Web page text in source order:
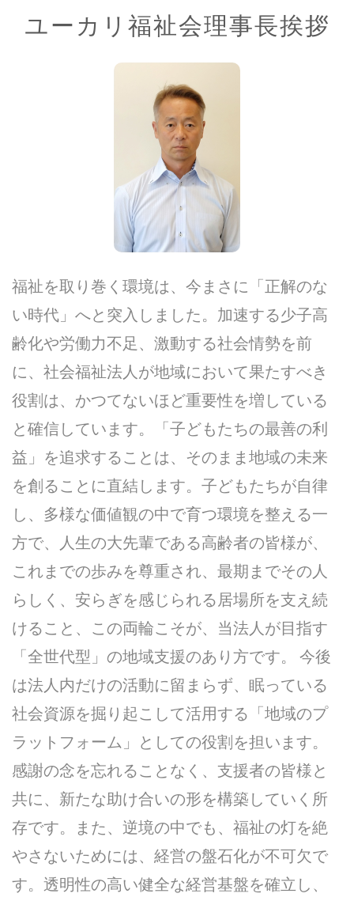
ユーカリ福祉会理事長挨拶
福祉を取り巻く環境は、今まさに「正解のな
い時代」へと突入しました。加速する少子高
齢化や労働力不足、激動する社会情勢を前
に、社会福祉法人が地域において果たすべき
役割は、かつてないほど重要性を増している
と確信しています。「子どもたちの最善の利
益」を追求することは、そのまま地域の未来
を創ることに直結します。子どもたちが自律
し、多様な価値観の中で育つ環境を整える一
方で、人生の大先輩である高齢者の皆様が、
これまでの歩みを尊重され、最期までその人
らしく、安らぎを感じられる居場所を支え続
けること、この両輪こそが、当法人が目指す
「全世代型」の地域支援のあり方です。 今後
は法人内だけの活動に留まらず、眠っている
社会資源を掘り起こして活用する「地域のプ
ラットフォーム」としての役割を担います。
感謝の念を忘れることなく、支援者の皆様と
共に、新たな助け合いの形を構築していく所
存です。また、逆境の中でも、福祉の灯を絶
やさないためには、経営の盤石化が不可欠で
す。透明性の高い健全な経営基盤を確立し、